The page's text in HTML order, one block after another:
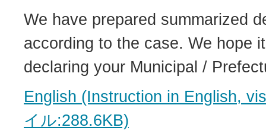
We have prepared summarized
according to the case. We hope
declaring your Municipal /
English (Instruction in English,
イル:288.6KB)